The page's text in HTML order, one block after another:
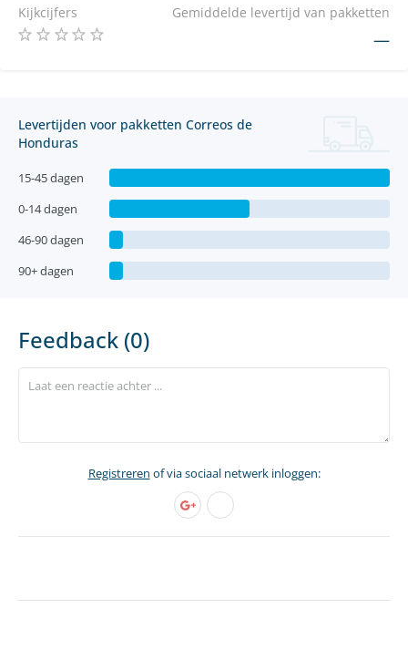
Kijkcijfers Gemiddelde levertijd van pakketten
—
Levertijden voor pakketten Correos de
Honduras
15-45 dagen
0-14 dagen
46-90 dagen
90+ dagen
Feedback (0)
Registreren of via sociaal netwerk inloggen: